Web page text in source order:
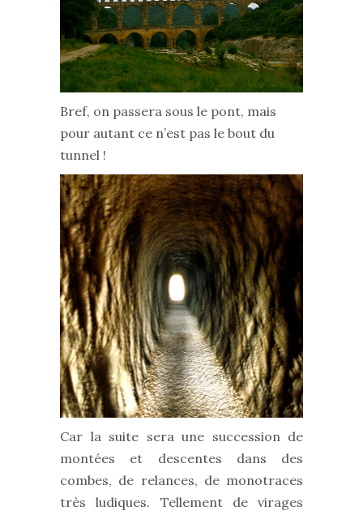
Bref, on passera sous le pont, mais
pour autant ce n’est pas le bout du
tunnel !
Car la suite sera une succession de
montées et descentes dans des
combes, de relances, de monotraces
très ludiques. Tellement de virages